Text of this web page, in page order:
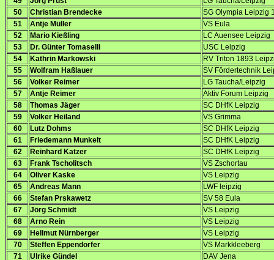
50
Christian Brendecke
SG Olympia Leipzig
51
Antje Müller
VS Eula
52
Mario Kießling
LC Auensee Leipzig
53
Dr. Günter Tomaselli
USC Leipzig
54
Kathrin Markowski
RV Triton 1893
55
Wolfram Haßlauer
SV Fördertechnik
56
Volker Reimer
LG Taucha/Leipzig
57
Antje Reimer
Aktiv Forum Leipzig
58
Thomas Jäger
SC DHfK Leipzig
59
Volker Heiland
VS Grimma
60
Lutz Dohms
SC DHfK Leipzig
61
Friedemann Munkelt
SC DHfK Leipzig
62
Reinhard Katzer
SC DHfK Leipzig
63
Frank Tscholitsch
VS Zschortau
64
Oliver Kaske
VS Leipzig
65
Andreas Mann
LWF leipzig
66
Stefan Prskawetz
SV 58 Eula
67
Jörg Schmidt
VS Leipzig
68
Arno Rein
VS Leipzig
69
Hellmut Nürnberger
VS Leipzig
70
Steffen Eppendorfer
VS Markkleeberg
71
Ulrike Gündel
DAV Jena